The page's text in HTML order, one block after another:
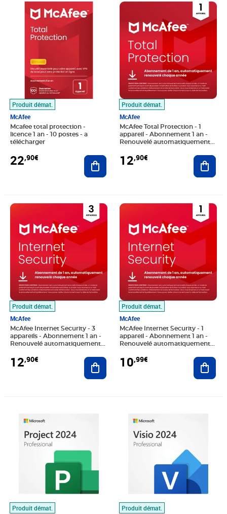
Produit démat.
McAfee
Mcafee total protection -
licence 1 an - 10 postes - a
télécharger
22,90€
Prix 22,90€
Ajouter au panier
Produit démat.
McAfee
McAfee Total Protection - 1
appareil - Abonnement 1 an -
Renouvelé automatiquement
12,90€
Prix 12,90€
Produit démat.
McAfee
McAfee Internet Security - 3
appareils - Abonnement 1 an -
Renouvelé automatiquement
12,90€
Prix 12,90€
Ajouter au panier
Produit démat.
McAfee
McAfee Internet Security - 1
appareil - Abonnement 1 an -
Renouvelé automatiquement
10,99€
Prix 10,99€
Produit démat.
Produit démat.